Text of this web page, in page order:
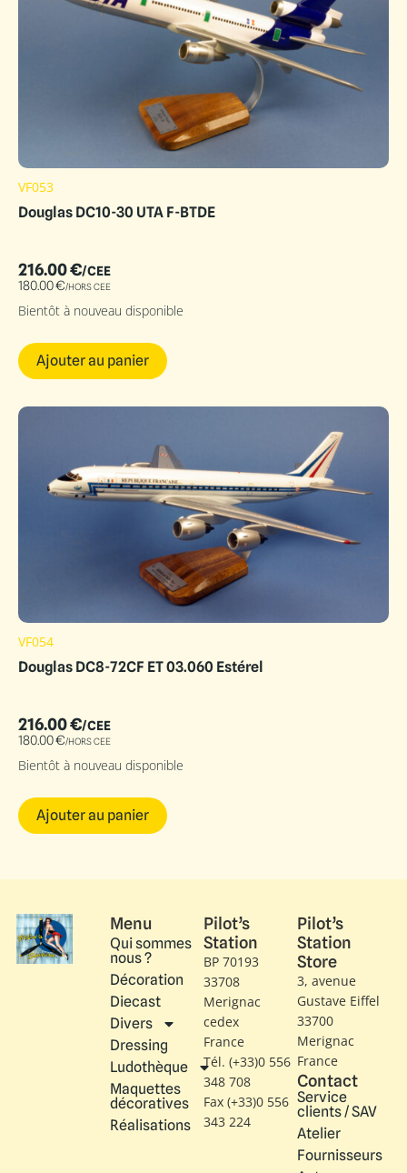
VF053
Douglas DC10-30 UTA F-BTDE
216.00€/CEE
180.00€/HORS CEE
Bientôt à nouveau disponible
Ajouter au panier
VF054
Douglas DC8-72CF ET 03.060 Estérel
216.00€/CEE
180.00€/HORS CEE
Bientôt à nouveau disponible
Ajouter au panier
Menu
Qui sommes
nous ?
Décoration
Diecast
Divers
Dressing
Ludothèque
Maquettes
décoratives
Réalisations
Pilot’s
Station
BP 70193
33708
Merignac
cedex
France
Tél. (+33)0 556
348 708
Fax (+33)0 556
343 224
Pilot’s
Station
Store
3, avenue
Gustave Eiffel​
33700
Merignac
France
Contact
Service
clients / SAV
Atelier
Fournisseurs